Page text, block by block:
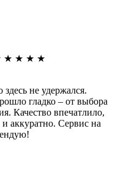
★ ★ ★ ★
не удержался.
гладко – от выбора
Качество впечатлило,
аккуратно. Сервис на